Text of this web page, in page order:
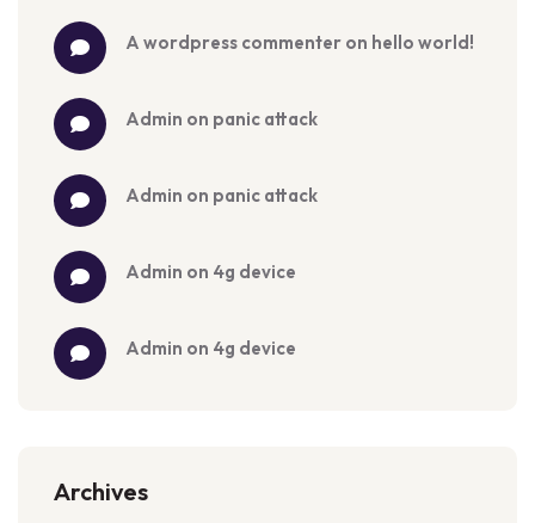
a wordpress commenter on hello world!
admin on panic attack
admin on panic attack
admin on 4g device
admin on 4g device
Archives